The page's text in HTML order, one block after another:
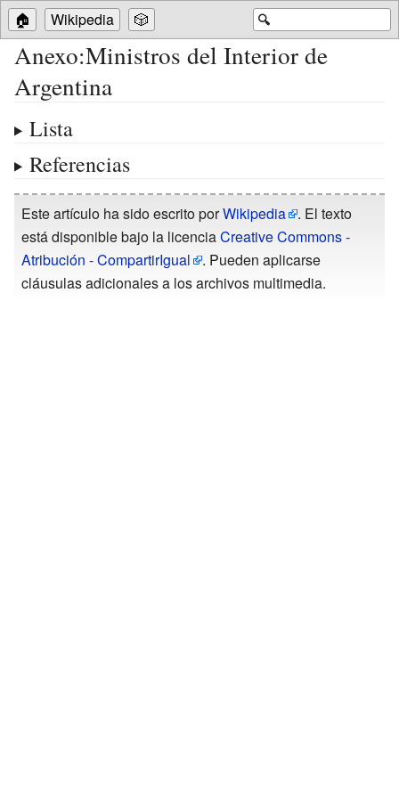
🔍
🏠 Wikipedia 🎲
Anexo:Ministros del Interior de
Argentina
Lista
Referencias
Este artículo ha sido escrito porWikipedia
. El texto
está disponible bajo la licenciaCreative Commons -
Atribución - CompartirIgual
. Pueden aplicarse
cláusulas adicionales a los archivos multimedia.